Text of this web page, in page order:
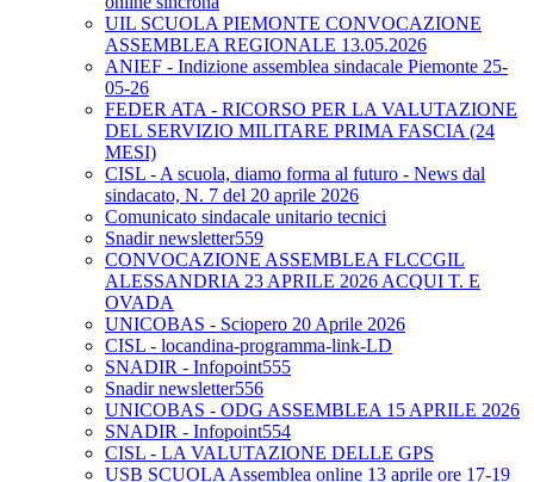
UIL SCUOLA PIEMONTE CONVOCAZIONE
ASSEMBLEA REGIONALE 13.05.2026
ANIEF - Indizione assemblea sindacale Piemonte 25-
05-26
FEDER ATA - RICORSO PER LA VALUTAZIONE
DEL SERVIZIO MILITARE PRIMA FASCIA (24
MESI)
CISL - A scuola, diamo forma al futuro - News dal
sindacato, N. 7 del 20 aprile 2026
Comunicato sindacale unitario tecnici
Snadir newsletter559
CONVOCAZIONE ASSEMBLEA FLCCGIL
ALESSANDRIA 23 APRILE 2026 ACQUI T. E
OVADA
UNICOBAS - Sciopero 20 Aprile 2026
CISL - locandina-programma-link-LD
SNADIR - Infopoint555
Snadir newsletter556
UNICOBAS - ODG ASSEMBLEA 15 APRILE 2026
SNADIR - Infopoint554
CISL - LA VALUTAZIONE DELLE GPS
USB SCUOLA Assemblea online 13 aprile ore 17-19